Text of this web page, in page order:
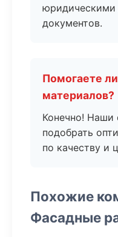
юридическими
документов.
Помогаете
материалов?
Конечно! Наши
подобрать
по качеству и
Похожие
Фасадные